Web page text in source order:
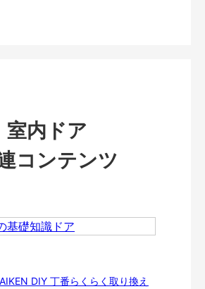
室内ドア
コンテンツ